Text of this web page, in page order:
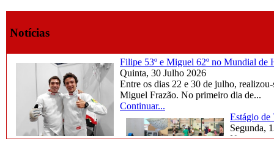
Notícias
Filipe 53º e Miguel 62º no Mundial de
Quinta, 30 Julho 2026
Entre os dias 22 e 30 de julho,
Miguel Frazão. No primeiro dia de...
Continuar...
Estágio de
Segunda,
Na